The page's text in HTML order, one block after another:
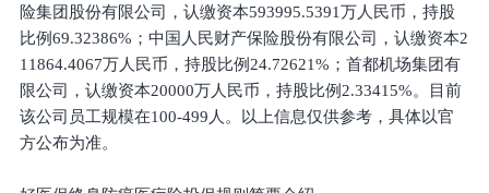
险集团股份有限公司，认缴资本593995.5391万人民币，持股
比例69.32386%；中国人民财产保险股份有限公司，认缴资本2
11864.4067万人民币，持股比例24.72621%；首都机场集团有
限公司，认缴资本20000万人民币，持股比例2.33415%。目前
该公司员工规模在100-499人。以上信息仅供参考，具体以官
方公布为准。